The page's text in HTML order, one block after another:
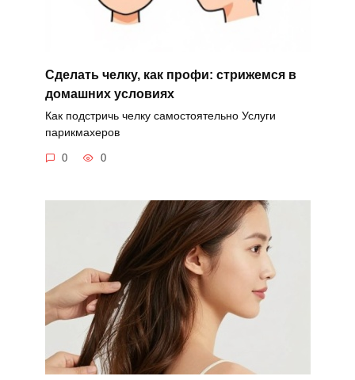
Сделать челку, как профи: стрижемся в
домашних условиях
Как подстричь челку самостоятельно Услуги
парикмахеров
0 0